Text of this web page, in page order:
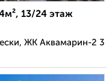
13/24 этаж
ЖК Аквамарин-2 3